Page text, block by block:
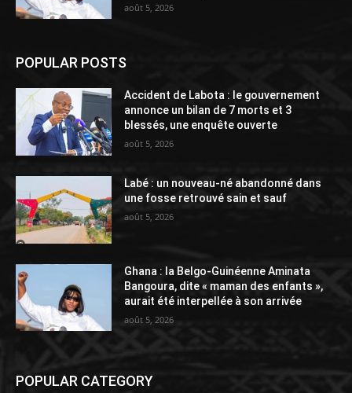
août 5, 2026
POPULAR POSTS
Accident de Labota : le gouvernement
annonce un bilan de 7 morts et 3
blessés, une enquête ouverte
août 5, 2026
Labé : un nouveau-né abandonné dans
une fosse retrouvé sain et sauf
août 5, 2026
Ghana : la Belgo-Guinéenne Aminata
Bangoura, dite « maman des enfants »,
aurait été interpellée à son arrivée
août 5, 2026
POPULAR CATEGORY